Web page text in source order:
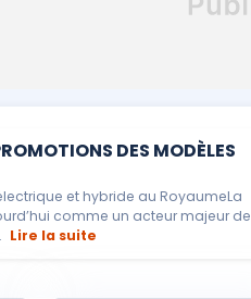
DES MODÈLES
et hybride au RoyaumeLa
comme un acteur majeur de
Lire la suite